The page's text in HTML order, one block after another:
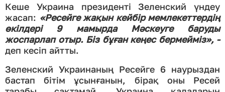
Кеше Украина президенті Зеленский үндеу
жасап: «Ресейге жақын кейбір мемлекеттердің
өкілдері 9 мамырда Мәскеуге баруды
жоспарлап отыр. Біз бұған кеңес бермейміз», -
деп кесіп айтты.
Зеленский Украинаның Ресейге 6 наурыздан
бастап бітім ұсынғанын, бірақ оны Ресей